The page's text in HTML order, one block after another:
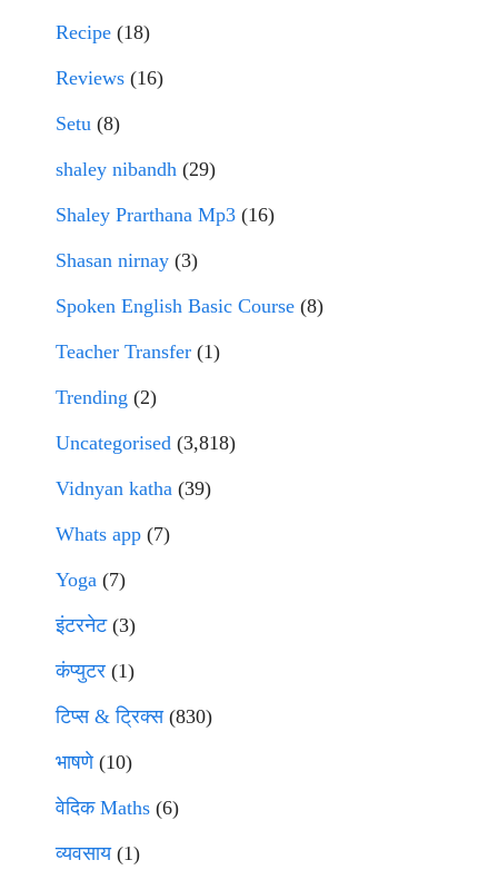
Recipe (18)
Reviews (16)
Setu (8)
shaley nibandh (29)
Shaley Prarthana Mp3 (16)
Shasan nirnay (3)
Spoken English Basic Course (8)
Teacher Transfer (1)
Trending (2)
Uncategorised (3,818)
Vidnyan katha (39)
Whats app (7)
Yoga (7)
इंटरनेट(3)
कंप्युटर (1)
टिप्स & ट्रिक्स(830)
भाषणे(10)
वेदिक Maths (6)
व्यवसाय(1)